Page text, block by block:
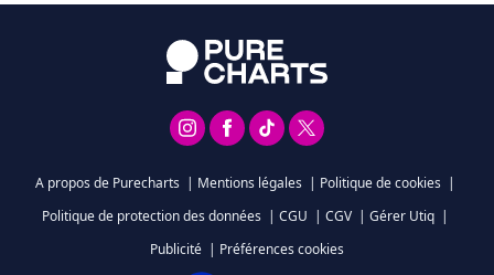
A propos de Purecharts | Mentions légales | Politique de cookies |
Politique de protection des données | CGU | CGV | Gérer Utiq |
Publicité | Préférences cookies